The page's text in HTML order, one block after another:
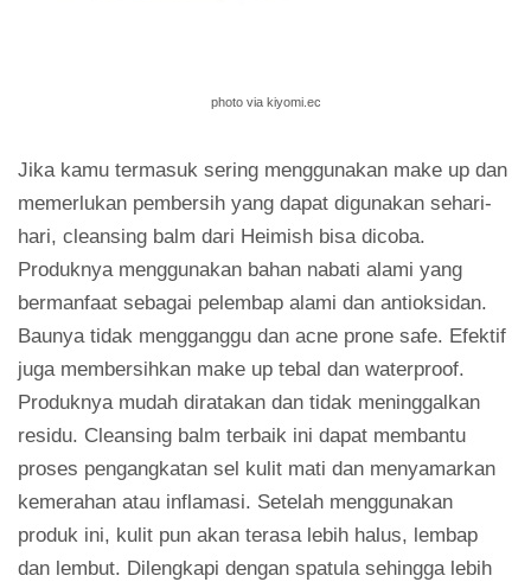
photo via kiyomi.ec
Jika kamu termasuk sering menggunakan make up dan
memerlukan pembersih yang dapat digunakan sehari-
hari, cleansing balm dari Heimish bisa dicoba.
Produknya menggunakan bahan nabati alami yang
bermanfaat sebagai pelembap alami dan antioksidan.
Baunya tidak mengganggu dan acne prone safe. Efektif
juga membersihkan make up tebal dan waterproof.
Produknya mudah diratakan dan tidak meninggalkan
residu. Cleansing balm terbaik ini dapat membantu
proses pengangkatan sel kulit mati dan menyamarkan
kemerahan atau inflamasi. Setelah menggunakan
produk ini, kulit pun akan terasa lebih halus, lembap
dan lembut. Dilengkapi dengan spatula sehingga lebih